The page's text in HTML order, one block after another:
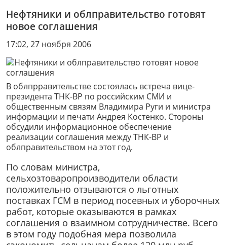
Нефтяники и облправительство готовят
новое соглашения
17:02, 27 ноября 2006
В облпрравительстве состоялась встреча вице-
президента ТНК-ВР по российским СМИ и
общественным связям Владимира Руги и министра
информации и печати Андрея Костенко. Стороны
обсудили информационное обеспечение
реализации соглашения между ТНК-ВР и
облправительством на этот год.
По словам министра,
сельхозтоваропроизводители области
положительно отзываются о льготных
поставках ГСМ в период посевных и уборочных
работ, которые оказываются в рамках
cоглашения о взаимном сотрудничестве. Всего
в этом году подобная мера позволила